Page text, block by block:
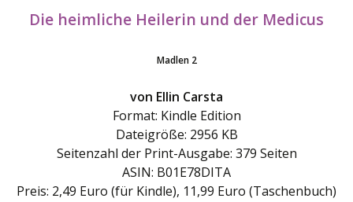
Die heimliche Heilerin und der Medicus
Madlen 2
von Ellin Carsta
Format: Kindle Edition
Dateigröße: 2956 KB
Seitenzahl der Print-Ausgabe: 379 Seiten
ASIN: B01E78DITA
Preis: 2,49 Euro (für Kindle), 11,99 Euro (Taschenbuch)